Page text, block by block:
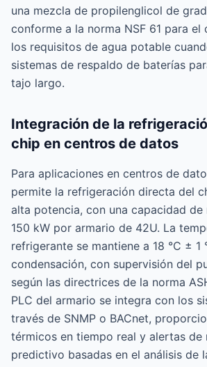
una mezcla de propilenglicol de
conforme a la norma NSF 61 para el
los requisitos de agua potable
sistemas de respaldo de baterías
tajo largo.
Integración de la
chip en centros de datos
Para aplicaciones en centros de
permite la refrigeración directa del
alta potencia, con una capacidad
150 kW por armario de 42U. La
refrigerante se mantiene a 18 °C ± 1
condensación, con supervisión del
según las directrices de la norma
PLC del armario se integra con los
través de SNMP o BACnet,
térmicos en tiempo real y alertas de
predictivo basadas en el análisis de